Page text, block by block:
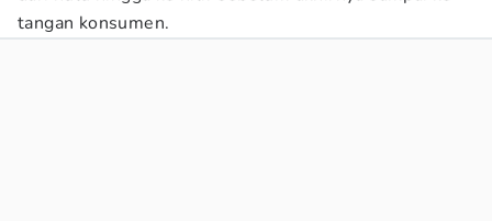
tangan konsumen.